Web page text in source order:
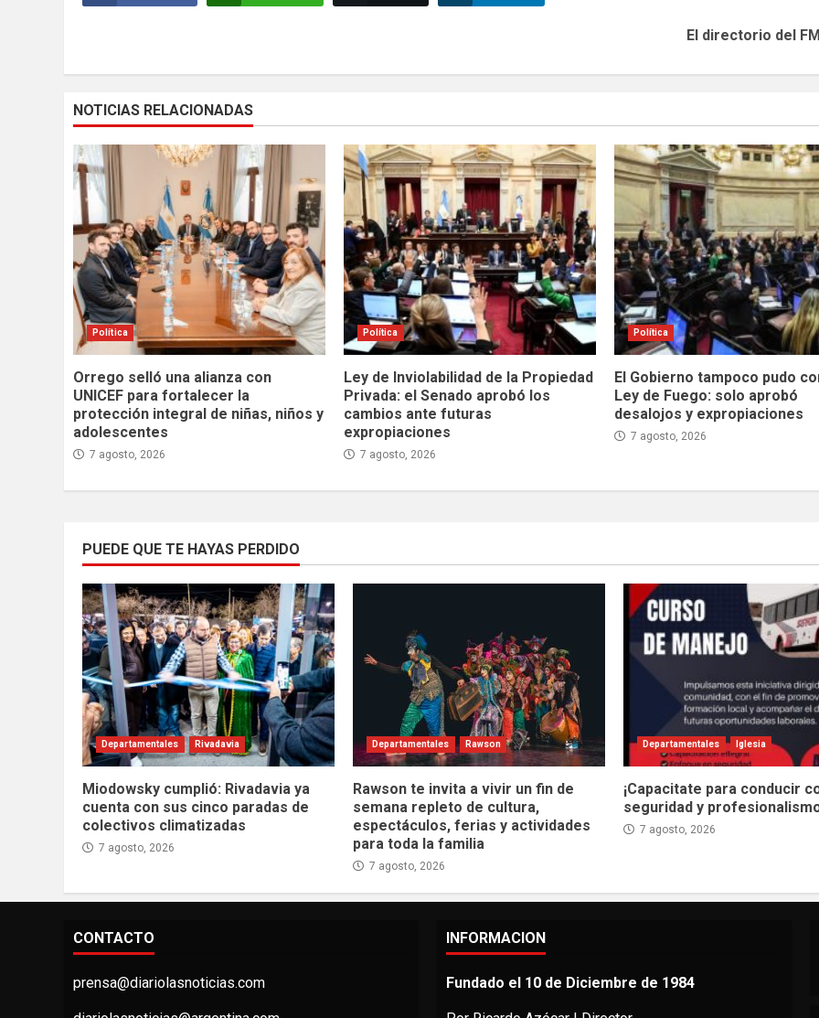
El directorio del
NOTICIAS RELACIONADAS
Política
Orrego selló una alianza con
UNICEF para fortalecer la
protección integral de niñas, niños y
adolescentes
7 agosto, 2026
Política
Ley de Inviolabilidad de la Propiedad
Privada: el Senado aprobó los
cambios ante futuras
expropiaciones
7 agosto, 2026
Política
El Gobierno tampoco pudo
Ley de Fuego: solo aprobó
desalojos y expropiaciones
7 agosto, 2026
PUEDE QUE TE HAYAS PERDIDO
Departamentales Rivadavia
Miodowsky cumplió: Rivadavia ya
cuenta con sus cinco paradas de
colectivos climatizadas
7 agosto, 2026
Departamentales Rawson
Rawson te invita a vivir un fin de
semana repleto de cultura,
espectáculos, ferias y actividades
para toda la familia
7 agosto, 2026
Departamentales Iglesia
¡Capacitate para conducir
seguridad y
7 agosto, 2026
CONTACTO
prensa@diariolasnoticias.com
INFORMACION
Fundado el 10 de Diciembre de 1984